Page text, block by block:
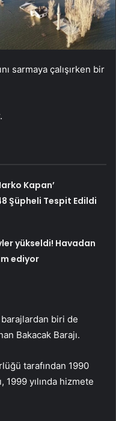
sarmaya çalışırken bir
Kapan’
Şüpheli Tespit Edildi
yükseldi! Havadan
ediyor
barajlardan biri de
Bakacak Barajı.
tarafından 1990
1999 yılında hizmete